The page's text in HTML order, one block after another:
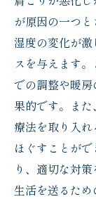
新た
チ
旭川
肩こ
持
地域
が原因の一つ
湿度の変化が
スを与えます
での調整や暖
果的です。ま
療法を取り入
ほぐすことが
り、適切な対
生活を送るため